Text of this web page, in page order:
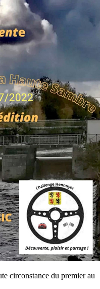
circonstance du premier au